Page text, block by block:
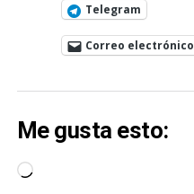
Telegram
Correo electrónico
Me gusta esto:
Cargando...